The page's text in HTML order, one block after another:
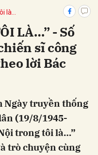
là…
LÀ…” - Số
sĩ công
lời Bác
Ngày truyền thống
(19/8/1945-
trong tôi là…”
trò chuyện cùng